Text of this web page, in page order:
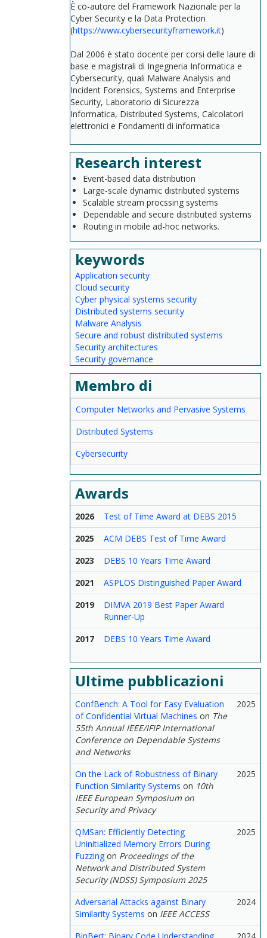
È co-autore del Framework Nazionale per la
Cyber Security e la Data Protection
(https://www.cybersecurityframework.it)
Dal 2006 è stato docente per corsi delle laure di
base e magistrali di Ingegneria Informatica e
Cybersecurity, quali Malware Analysis and
Incident Forensics, Systems and Enterprise
Security, Laboratorio di Sicurezza
Informatica, Distributed Systems, Calcolatori
elettronici e Fondamenti di informatica
Research interest
Event-based data distribution
Large-scale dynamic distributed systems
Scalable stream procssing systems
Dependable and secure distributed systems
Routing in mobile ad-hoc networks.
keywords
Application security
Cloud security
Cyber physical systems security
Distributed systems security
Malware Analysis
Secure and robust distributed systems
Security architectures
Security governance
Membro di
Computer Networks and Pervasive Systems
Distributed Systems
Cybersecurity
Awards
2026
Test of Time Award at DEBS 2015
2025
ACM DEBS Test of Time Award
2023
DEBS 10 Years Time Award
2021
ASPLOS Distinguished Paper Award
2019
DIMVA 2019 Best Paper Award
Runner-Up
2017
DEBS 10 Years Time Award
Ultime pubblicazioni
ConfBench: A Tool for Easy Evaluation
of Confidential Virtual Machines on The
55th Annual IEEE/IFIP International
Conference on Dependable Systems
and Networks
2025
On the Lack of Robustness of Binary
Function Similarity Systems on 10th
IEEE European Symposium on
Security and Privacy
2025
QMSan: Efficiently Detecting
Uninitialized Memory Errors During
Fuzzingon Proceedings of the
Network and Distributed System
Security (NDSS) Symposium 2025
2025
Adversarial Attacks against Binary
Similarity Systems on IEEE ACCESS
2024